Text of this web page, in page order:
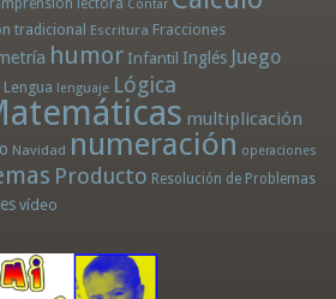
lectora Contar
tradicional Escritura Fracciones
humor Infantil Inglés Juego
Lengua lenguaje Lógica
multiplicación
Navidad numeración operaciones
Producto Resolución de Problemas
vídeo